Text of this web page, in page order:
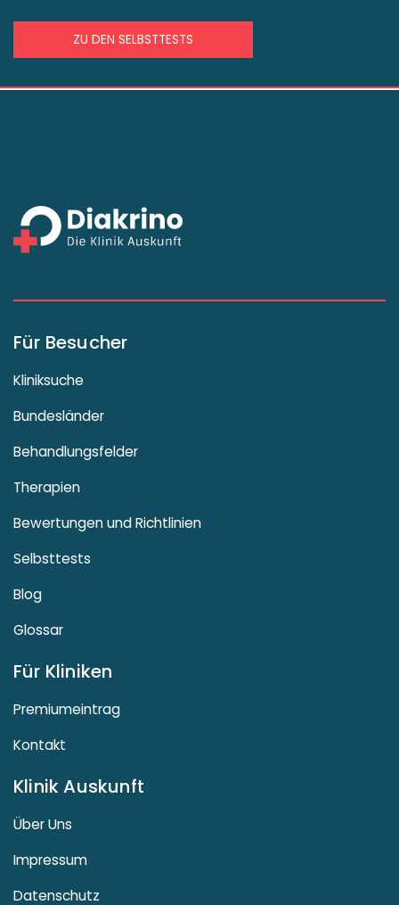
ZU DEN SELBSTTESTS
Für Besucher
Kliniksuche
Bundesländer
Behandlungsfelder
Therapien
Bewertungen und Richtlinien
Selbsttests
Blog
Glossar
Für Kliniken
Premiumeintrag
Kontakt
Klinik Auskunft
Über Uns
Impressum
Datenschutz